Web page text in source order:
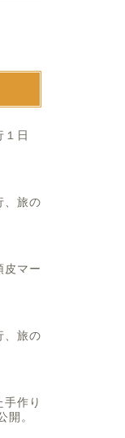
と３歳のお祝いへ。
日
、旅の
皮マー
、旅の
作り
開。